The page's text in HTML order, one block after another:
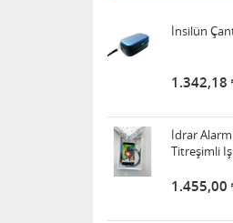
1.342,18
İdrar Alarm
Titreşimli
1.455,00
Tuvalet -
Aparat -